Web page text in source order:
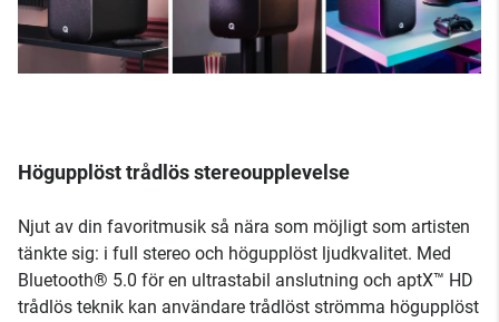
Högupplöst trådlös stereoupplevelse
Njut av din favoritmusik så nära som möjligt som artisten
tänkte sig: i full stereo och högupplöst ljudkvalitet. Med
Bluetooth® 5.0 för en ultrastabil anslutning och aptX™ HD
trådlös teknik kan användare trådlöst strömma högupplöst